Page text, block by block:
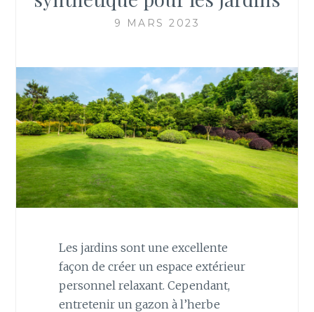
9 MARS 2023
Les jardins sont une excellente
façon de créer un espace extérieur
personnel relaxant. Cependant,
entretenir un gazon à l’herbe